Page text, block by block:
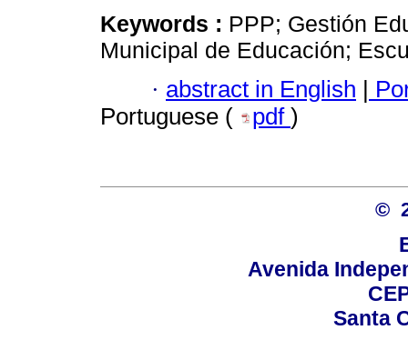
Keywords : PPP; Gestión
Municipal de Educación;
· abstract in English |
Portuguese (
pdf )
©
Avenida
Santa